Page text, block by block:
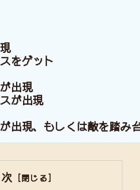
をゲット
出現
が出現
出現、もしくは敵を踏み